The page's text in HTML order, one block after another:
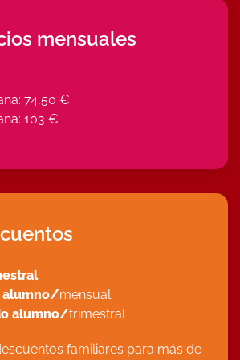
mensuales
74,50 €
103 €
alumno/mensual
alumno/trimestral
familiares para más de